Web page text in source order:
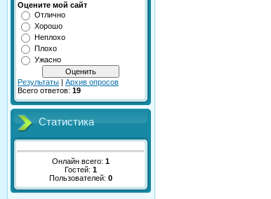
Оцените мой сайт
Отлично
Хорошо
Неплохо
Плохо
Ужасно
Результаты | Архив опросов
Всего ответов: 19
Статистика
Онлайн всего: 1
Гостей: 1
Пользователей: 0